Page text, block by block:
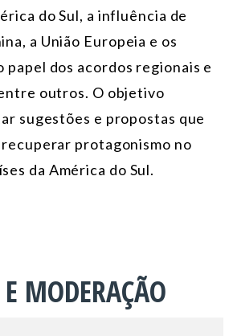
do Sul, a influência de
a União Europeia e os
papel dos acordos regionais e
outros. O objetivo
sugestões e propostas que
recuperar protagonismo no
da América do Sul.
MODERAÇÃO